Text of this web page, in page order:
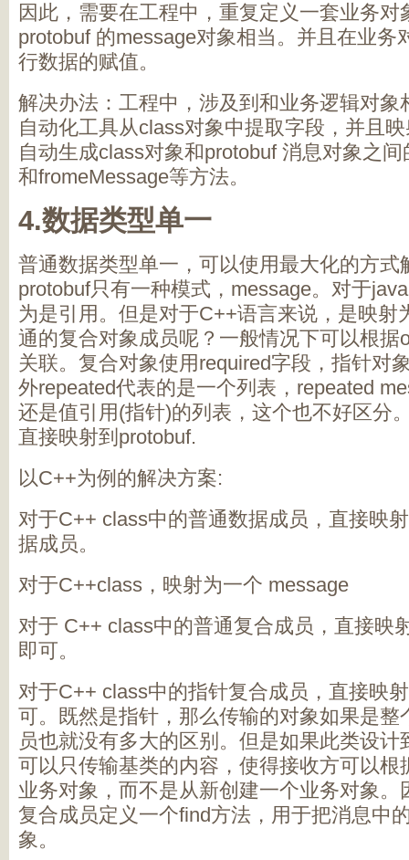
因此，需要在工程中，重复定义一套业务对
protobuf 的message对象相当。并且在业务
行数据的赋值。
解决办法：工程中，涉及到和业务逻辑对象
自动化工具从class对象中提取字段，并且
自动生成class对象和protobuf 消息对象之
和fromeMessage等方法。
4.数据类型单一
普通数据类型单一，可以使用最大化的方式
protobuf只有一种模式，message。对于
为是引用。但是对于C++语言来说，是映射
通的复合对象成员呢？一般情况下可以根据
关联。复合对象使用required字段，指针对
外repeated代表的是一个列表，repeated
还是值引用(指针)的列表，这个也不好区分
直接映射到protobuf.
以C++为例的解决方案:
对于C++ class中的普通数据成员，直接映
据成员。
对于C++class，映射为一个 message
对于 C++ class中的普通复合成员，直接映
即可。
对于C++ class中的指针复合成员，直接映
可。既然是指针，那么传输的对象如果是整
员也就没有多大的区别。但是如果此类设
可以只传输基类的内容，使得接收方可以根
业务对象，而不是从新创建一个业务对象。
复合成员定义一个find方法，用于把消息中
象。